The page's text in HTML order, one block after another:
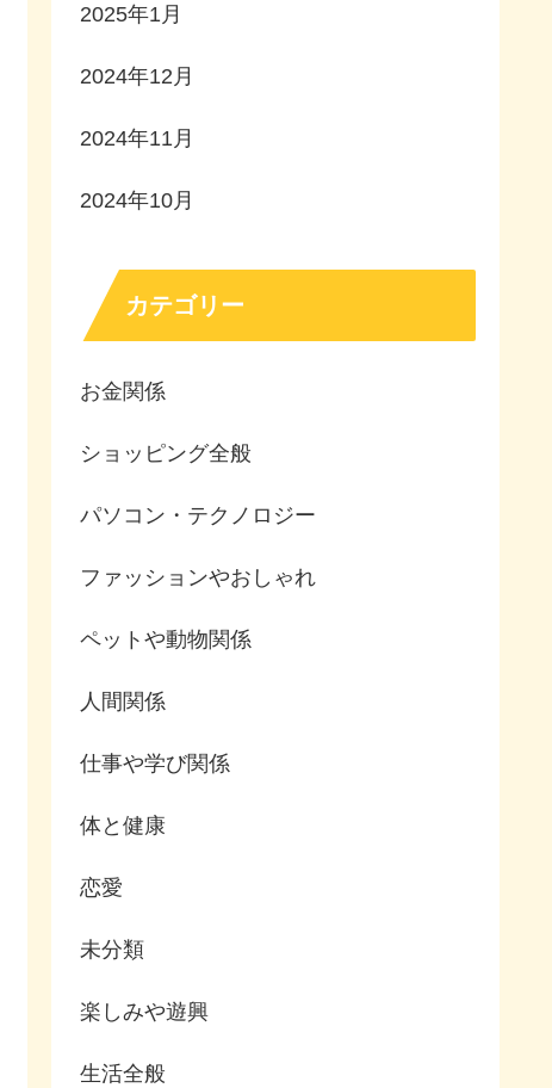
2025年1月
2024年12月
2024年11月
2024年10月
カテゴリー
お金関係
ショッピング全般
パソコン・テクノロジー
ファッションやおしゃれ
ペットや動物関係
人間関係
仕事や学び関係
体と健康
恋愛
未分類
楽しみや遊興
生活全般